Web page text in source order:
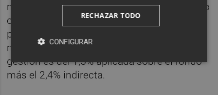
más el 2,4% soportada indirectamente como
consecuencia de la inversión en otras IIC; y,
por otra, la
mínima son 200 euros y la comisión de
gestión es del 1,5% aplicada sobre el fondo
más el 2,4% indirecta.
RECHAZAR TODO
CONFIGURAR